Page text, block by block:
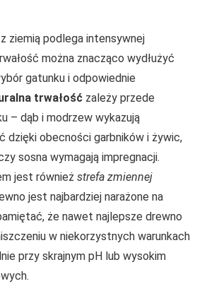
ziemią podlega intensywnej
można znacząco wydłużyć
gatunku i odpowiednie
trwałość zależy przede
– dąb i modrzew wykazują
dzięki obecności garbników i żywic,
sosna wymagają impregnacji.
jest również strefa zmiennej
jest najbardziej narażone na
że nawet najlepsze drewno
w niekorzystnych warunkach
przy skrajnym pH lub wysokim